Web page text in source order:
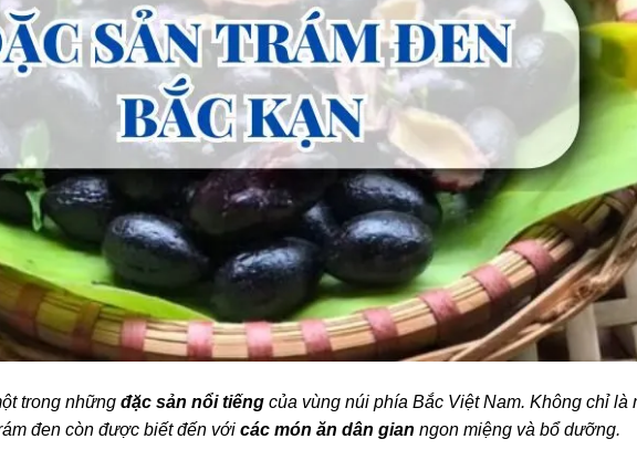
trong những đặc sản nổi tiếng của vùng núi phía Bắc Việt Nam. Không chỉ là
đen còn được biết đến với các món ăn dân gian ngon miệng và bổ dưỡng.